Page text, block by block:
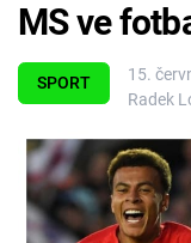
Témata
Filmy
Seriály
SPORT
15.
Radek
MS ve